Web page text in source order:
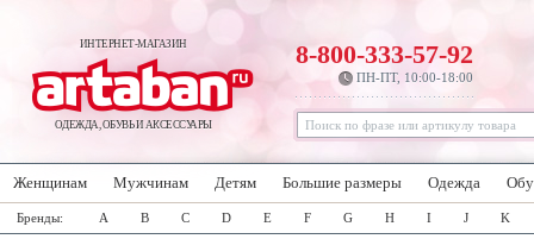
ИНТЕРНЕТ-МАГАЗИН
ОДЕЖДА, ОБУВЬ И АКСЕССУАРЫ
8-800-333-57-92
ПН-ПТ, 10:00-18:00
Женщинам Мужчинам Детям Большие размеры Одежда
Бренды: A B C D E F G H I J K